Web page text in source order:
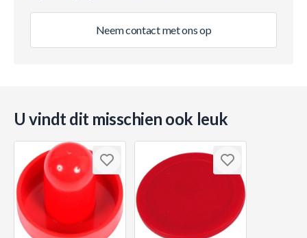
Neem contact met ons op
U vindt dit misschien ook leuk